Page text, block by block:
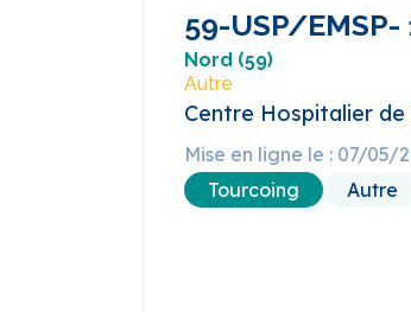
Tourcoing Autre
59-USP/
Nord (59)
Autre
Centre Hospitalier de
Mise en ligne le : 07/05/